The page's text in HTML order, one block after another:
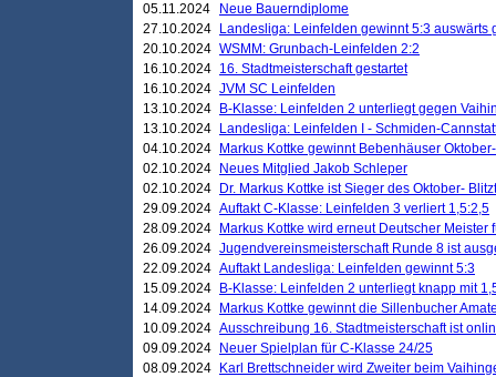
05.11.2024
Neue Bauerndiplome
27.10.2024
Landesliga: Leinfelden gewinnt 5:3 auswärts
20.10.2024 WSMM: Grunbach-Leinfelden 2:2
16.10.2024 16. Stadtmeisterschaft gestartet
16.10.2024 JVM SC Leinfelden
13.10.2024
B-Klasse: Leinfelden 2 unterliegt gegen
13.10.2024
Landesliga: Leinfelden I - Schmiden-
04.10.2024
Markus Kottke gewinnt Bebenhäuser
02.10.2024
Neues Mitglied Jakob Schleper
02.10.2024
Dr. Markus Kottke ist Sieger des Oktober-
29.09.2024 Auftakt C-Klasse: Leinfelden 3 verliert 1,5:2,5
28.09.2024
Markus Kottke wird erneut Deutscher Meister
26.09.2024 Jugendvereinsmeisterschaft Runde 8 ist
22.09.2024 Auftakt Landesliga: Leinfelden gewinnt 5:3
15.09.2024
B-Klasse: Leinfelden 2 unterliegt knapp mit
14.09.2024
Markus Kottke gewinnt die Sillenbucher
10.09.2024 Ausschreibung 16. Stadtmeisterschaft ist
09.09.2024
Neuer Spielplan für C-Klasse 24/25
08.09.2024
Karl Brettschneider wird Zweiter beim